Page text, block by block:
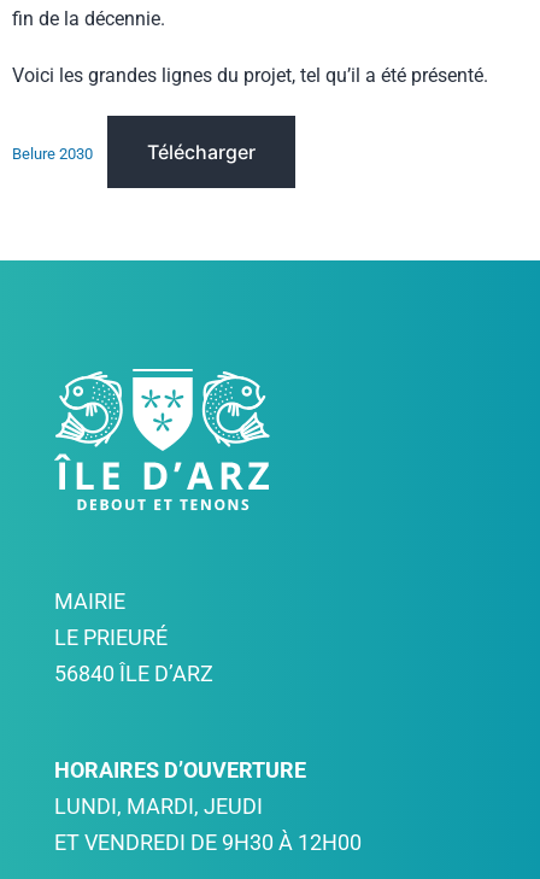
fin de la décennie.
Voici les grandes lignes du projet, tel qu’il a été présenté.
Belure 2030 Télécharger
MAIRIE
LE PRIEURÉ
56840 ÎLE D’ARZ
HORAIRES D’OUVERTURE
LUNDI, MARDI, JEUDI
ET VENDREDI DE 9H30 À 12H00